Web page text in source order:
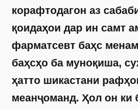
корафтодагон аз
қоидаҳои дар ин самт
фарматсевт баҳс
баҳсҳо ба муноқиша,
ҳатто шикастани
меанҷоманд. Ҳол он ки